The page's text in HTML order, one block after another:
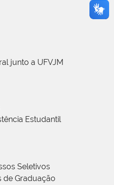
junto a UFVJM
Estudantil
Seletivos
de Graduação